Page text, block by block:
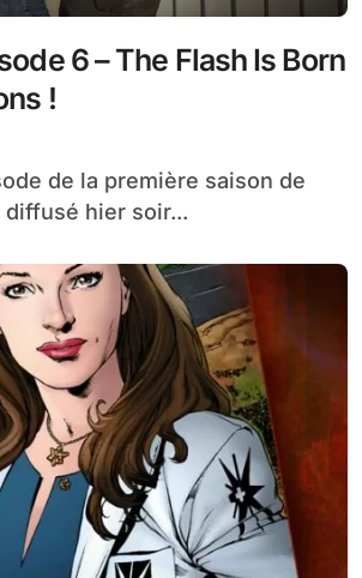
6 – The Flash Is Born
!
diffusé hier soir...